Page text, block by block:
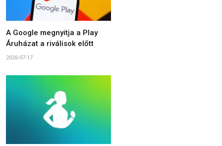
A Google megnyitja a Play
Áruházat a riválisok előtt
2026-07-17